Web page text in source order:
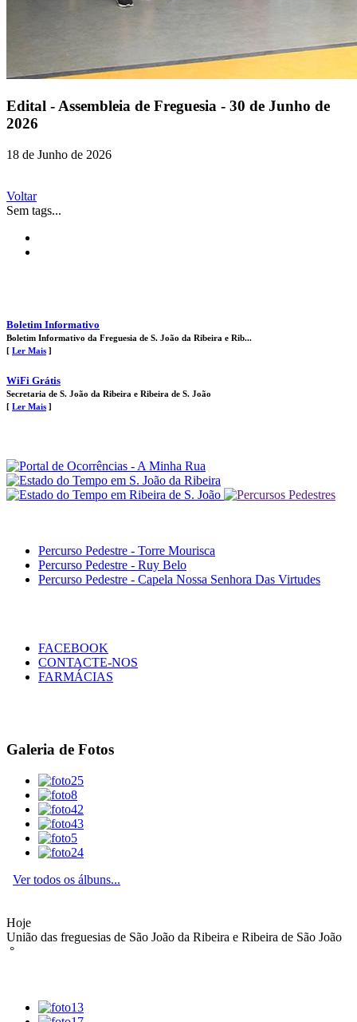
Edital - Assembleia de Freguesia - 30 de Junho de
2026
18 de Junho de 2026
Voltar
Sem tags...
Boletim Informativo
Boletim Informativo da Freguesia de S. João da Ribeira e Rib...
[ Ler Mais ]
WiFi Grátis
Secretaria de S. João da Ribeira e Ribeira de S. João
[ Ler Mais ]
Percurso Pedestre - Torre Mourisca
Percurso Pedestre - Ruy Belo
Percurso Pedestre - Capela Nossa Senhora Das Virtudes
FACEBOOK
CONTACTE-NOS
FARMÁCIAS
Galeria de Fotos
Ver todos os álbuns...
Hoje
União das freguesias de São João da Ribeira e Ribeira de São João
°